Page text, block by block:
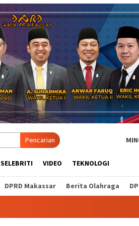
Pencarian
SELEBRITI VIDEO TEKNOLOGI
DPRD Makassar Berita Olahraga